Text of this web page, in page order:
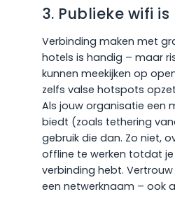
3. Publieke wifi
Verbinding maken met
hotels is handig – maar
kunnen meekijken op
zelfs valse hotspots
Als jouw organisatie een
biedt (zoals tethering
gebruik die dan. Zo niet,
offline te werken totdat je
verbinding hebt.
een netwerknaam – ook